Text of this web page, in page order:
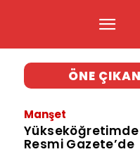
ÖNE
Manşet
Yükseköğretimde
Resmi Gazete’de